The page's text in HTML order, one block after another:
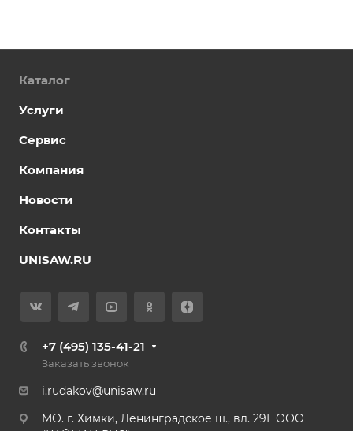
Каталог
Услуги
Сервис
Компания
Новости
Контакты
UNISAW.RU
+7 (495) 135-41-21
Заказать звонок
i.rudakov@unisaw.ru
MO. г. Химки, Ленинградское ш., вл. 29Г ООО